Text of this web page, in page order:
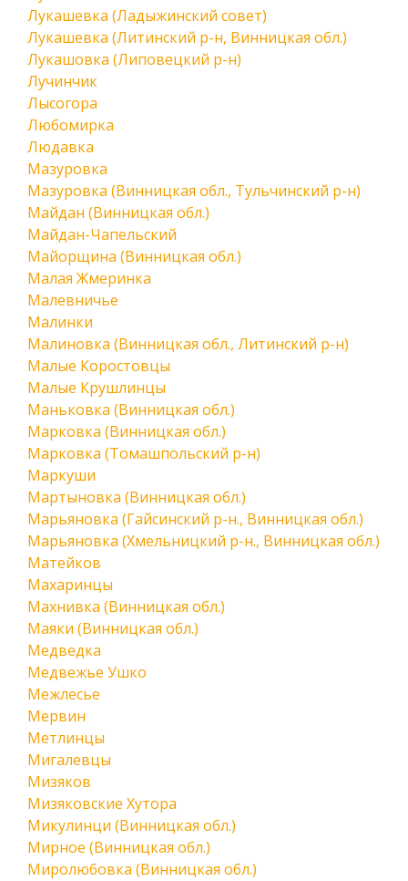
Лукашевка (Ладыжинский совет)
Лукашевка (Литинский р-н, Винницкая обл.)
Лукашовка (Липовецкий р-н)
Лучинчик
Лысогора
Любомирка
Людавка
Мазуровка
Мазуровка (Винницкая обл., Тульчинский р-н)
Майдан (Винницкая обл.)
Майдан-Чапельский
Майорщина (Винницкая обл.)
Малая Жмеринка
Малевничье
Малинки
Малиновка (Винницкая обл., Литинский р-н)
Малые Коростовцы
Малые Крушлинцы
Маньковка (Винницкая обл.)
Марковка (Винницкая обл.)
Марковка (Томашпольский р-н)
Маркуши
Мартыновка (Винницкая обл.)
Марьяновка (Гайсинский р-н., Винницкая обл.)
Марьяновка (Хмельницкий р-н., Винницкая обл.)
Матейков
Махаринцы
Махнивка (Винницкая обл.)
Маяки (Винницкая обл.)
Медведка
Медвежье Ушко
Межлесье
Мервин
Метлинцы
Мигалевцы
Мизяков
Мизяковские Хутора
Микулинци (Винницкая обл.)
Мирное (Винницкая обл.)
Миролюбовка (Винницкая обл.)